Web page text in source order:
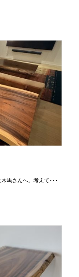
馬さんへ。考えて･･･